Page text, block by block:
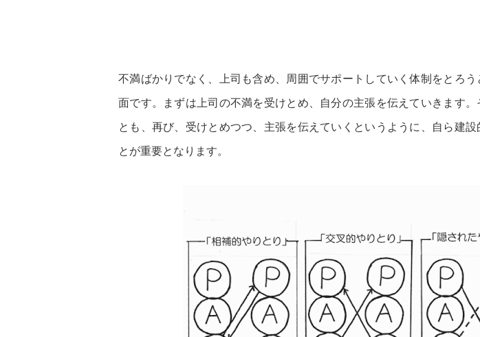
不満ばかりでなく、上司も含め、周囲でサポートしていく体制をとろ
面です。まずは上司の不満を受けとめ、自分の主張を伝えていきます。
とも、再び、受けとめつつ、主張を伝えていくというように、自ら建設
とが重要となります。